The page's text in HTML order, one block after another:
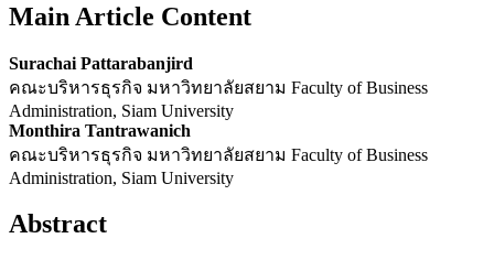
Main Article Content
Surachai Pattarabanjird
คณะบริหารธุรกิจ มหาวิทยาลัยสยาม Faculty of Business
Administration, Siam University
Monthira Tantrawanich
คณะบริหารธุรกิจ มหาวิทยาลัยสยาม Faculty of Business
Administration, Siam University
Abstract